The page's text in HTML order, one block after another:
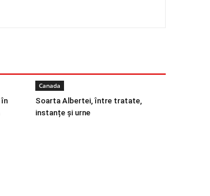
în
Canada
Soarta Albertei, între tratate,
instanțe și urne